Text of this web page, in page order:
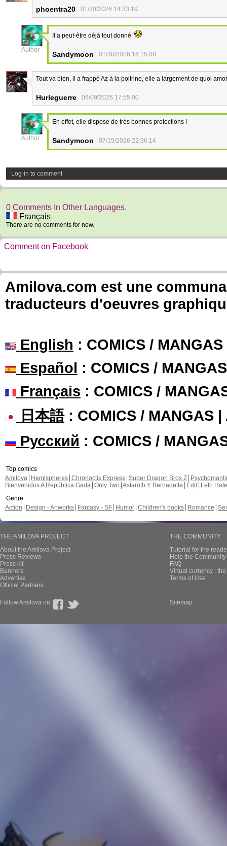
phoentra20 01/30/2026 14:33:19
52
Author
Il a peut-être déjà tout donné.
Sandymoon 01/30/2026 16:15:08
34
Tout va bien, il a frappé Az à la poitrine, elle a largement de quoi
Hurleguerre 06/09/2026 17:55:00
52
Author
En effet, elle dispose de très bonnes protections !
Sandymoon 07/15/2026 22:36:14
Log-in to comment
0 Comments In Other Languages.
Français
There are no comments for now.
Comment on Facebook
Amilova.com est une
traducteurs d'oeuvres
English : COMICS /
Español : COMICS /
Français : COMICS /
日本語: COMICS / MANGAS |
Русский : COMICS /
Top comics
Amilova
Hemispheres Chronoctis Express Super Dragon Bros Z
Bienvenidos A República Gada Only Two Astaroth Y Bernadette Edil
Leth Hate
Genre
Action
Design - Artworks Fantasy - SF Humor Children's books Romance
THE AMILOVA PROJECT
About the Amilova Project
Press Reviews
Press kit
Banners
Advertise
Official Partners
THE COMMUNITY
Tutorial for the
Help the
FAQ
Virtual currency :
Terms of Use
Follow Amilova on Sitemap